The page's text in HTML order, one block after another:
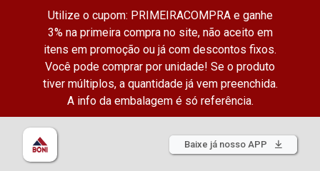
Utilize o cupom: PRIMEIRACOMPRA e ganhe
3% na primeira compra no site, não aceito em
itens em promoção ou já com descontos fixos.
Você pode comprar por unidade! Se o produto
tiver múltiplos, a quantidade já vem preenchida.
A info da embalagem é só referência.
Baixe já nosso APP